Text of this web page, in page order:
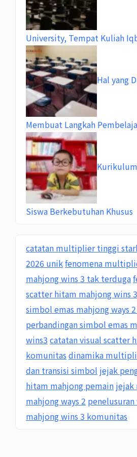
University, Tempat Kuliah
Hal yang
Membuat Langkah
Siswa Berkebutuhan Khusus
catatan multiplier tinggi
2026 unikfenomena
mahjong wins 3 tak terduga
scatter hitam mahjong wins
simbol emas mahjong ways
perbandingan simbol emas
wins3 catatan visual scatter
komunitas dinamika
dan transisi simbol jejak
hitam mahjong pemain jejak
mahjong ways 2
mahjong wins 3 komunitas